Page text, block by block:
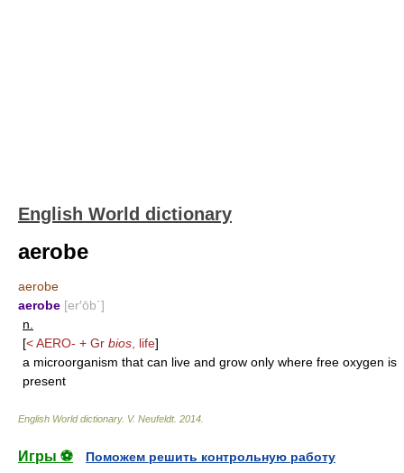
English World dictionary
aerobe
aerobe
aerobe [er′ōb΄]
n.
[<AERO- + Gr bios , life]
a microorganism that can live and grow only where free oxygen is
present
English World dictionary. V. Neufeldt. 2014
Игры ⚽
Поможем решить контрольную работу